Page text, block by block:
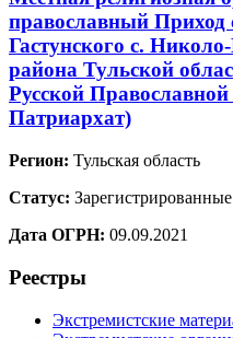
православный
Гастунского с.
района Тульской
Русской
Патриархат)
Регион: Тульская область
Статус: Зарегистрированные
Дата ОГРН: 09.09.2021
Реестры
Экстремистские